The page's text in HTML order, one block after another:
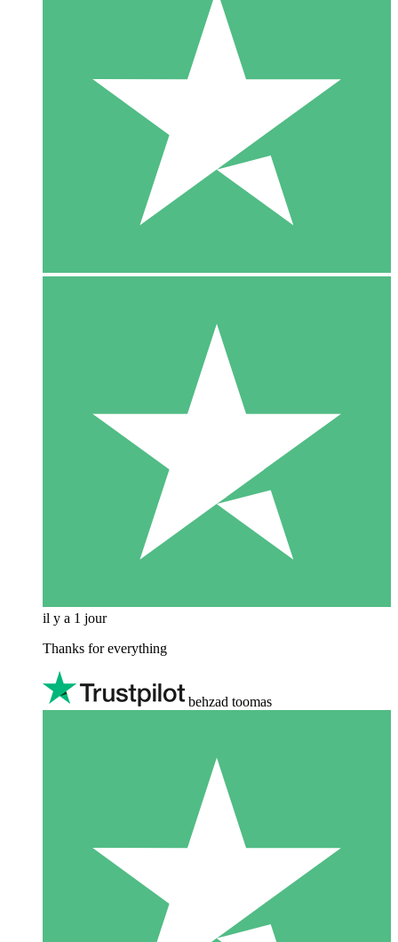
il y a 1 jour
Thanks for everything
behzad toomas